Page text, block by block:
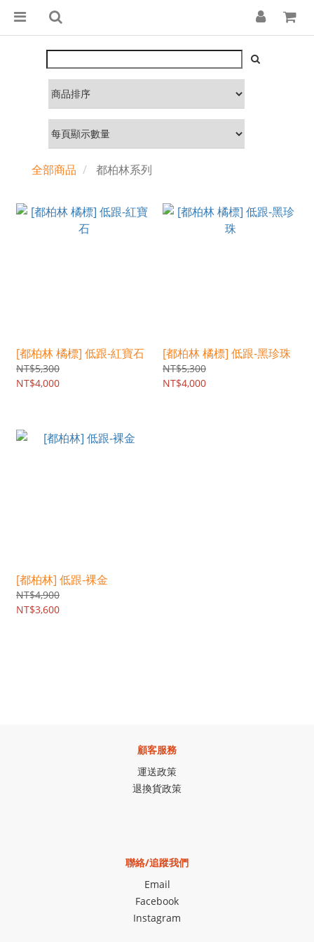
全部商品 都柏林系列
[都柏林 橘標] 低跟-紅寶石
NT$5,300
NT$4,000
[都柏林 橘標] 低跟-黑珍珠
NT$5,300
NT$4,000
[都柏林] 低跟-裸金
NT$4,900
NT$3,600
顧客服務
運送政策
退換貨政策
聯絡/追蹤我們
Email
Facebook
Instagram